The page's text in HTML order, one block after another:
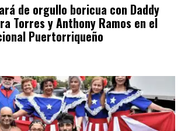
de orgullo boricua con Daddy
Torres y Anthony Ramos en el
Puertorriqueño